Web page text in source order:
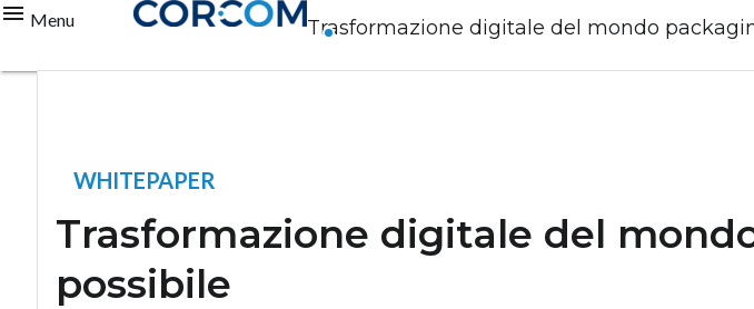
Menu Trasformazione digitale del mondo
WHITEPAPER
Trasformazione digitale del
possibile